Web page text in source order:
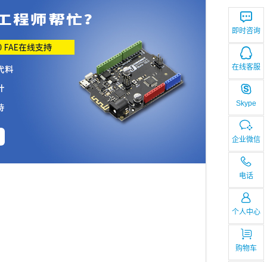
即时咨询
在线客服
Skype
企业微信
电话
个人中心
购物车